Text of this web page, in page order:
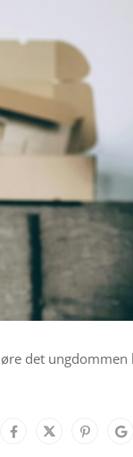
det ungdommen